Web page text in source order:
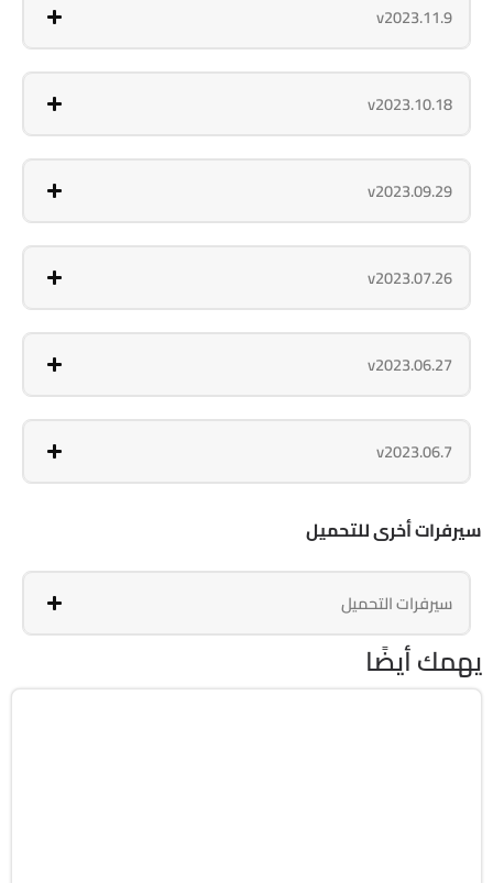
v2023.11.9
v2023.10.18
v2023.09.29
v2023.07.26
v2023.06.27
v2023.06.7
سيرفرات أخرى للتحميل
سيرفرات التحميل
يهمك أيضًا